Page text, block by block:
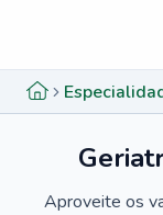
Aproveite os